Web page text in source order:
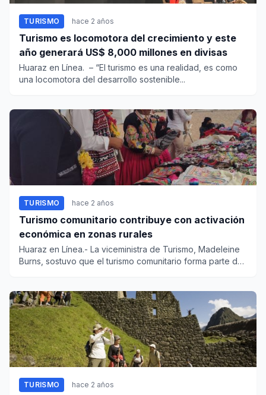
TURISMO hace 2 años
Turismo es locomotora del crecimiento y este
año generará US$ 8,000 millones en divisas
Huaraz en Línea. – “El turismo es una realidad, es como
una locomotora del desarrollo sostenible...
TURISMO hace 2 años
Turismo comunitario contribuye con activación
económica en zonas rurales
Huaraz en Línea.- La viceministra de Turismo, Madeleine
Burns, sostuvo que el turismo comunitario forma parte del
TURISMO hace 2 años